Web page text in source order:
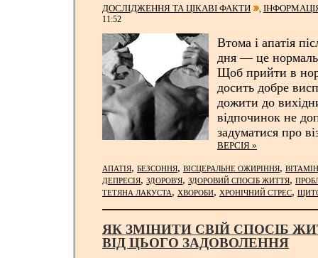
ДОСЛІДЖЕННЯ ТА ЦІКАВІ ФАКТИ ,
11:52
Втома і апатія
дня — це
Щоб прийти в
досить добре
дожити до
відпочинок не
задуматися про
ВЕРСІЯ »
АПАТІЯ, БЕЗСОННЯ, ВІСЦЕРАЛЬНЕ ОЖИРІННЯ,
ДЕПРЕСІЯ, ЗДОРОВ'Я, ЗДОРОВИЙ СПОСІБ ЖИТТЯ,
ТЕТЯНА ЛАКУСТА, ХВОРОБИ, ХРОНІЧНИЙ СТРЕС,
ЯК ЗМІНИТИ СВІЙ СПОСІБ
ВІД ЦЬОГО ЗАДОВОЛЕННЯ